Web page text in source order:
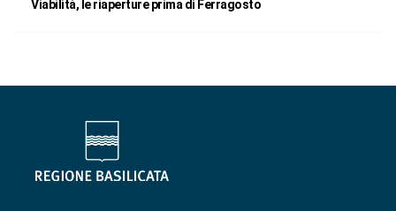
Viabilità, le riaperture prima di Ferragosto